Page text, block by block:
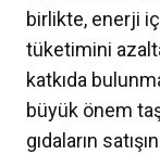
birlikte, enerji
tüketimini
katkıda
büyük önem
gıdaların